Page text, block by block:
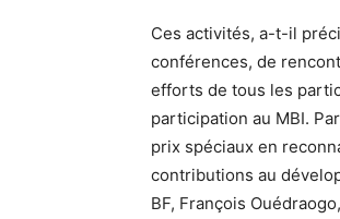
Ces activités, a-t-il
conférences, de
efforts de tous les
participation au MBI.
prix spéciaux en
contributions au
BF, François